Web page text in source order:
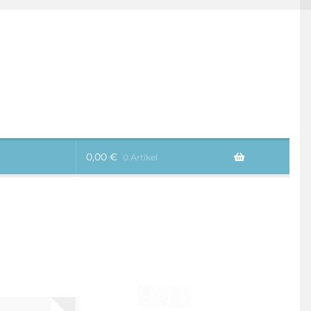
0,00 € 0 Artikel